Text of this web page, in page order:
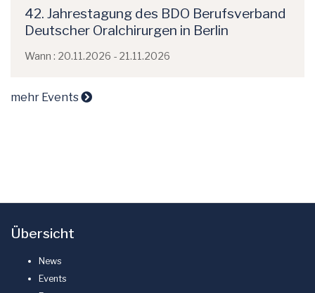
42. Jahrestagung des BDO Berufsverband
Deutscher Oralchirurgen in Berlin
Wann : 20.11.2026 - 21.11.2026
mehr Events
Übersicht
News
Events